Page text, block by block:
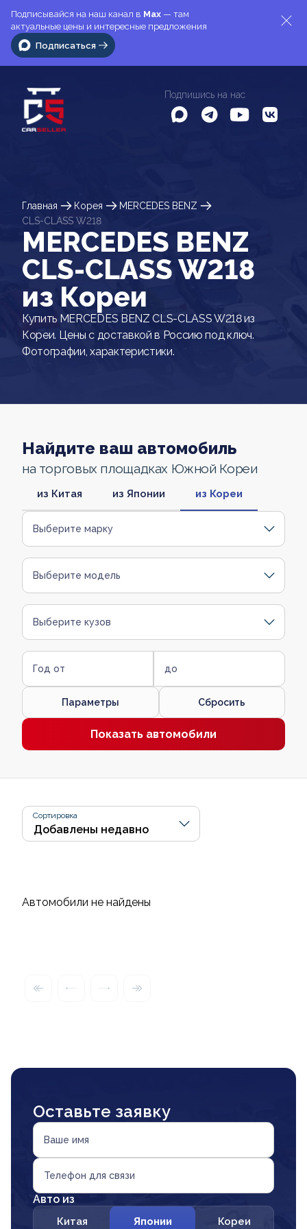
Подписывайся на наш канал в Max — там
актуальные цены и интересные предложения
Подписаться
Подпишись на нас
Главная Корея
MERCEDES BENZ
CLS-CLASS W218
MERCEDES BENZ
CLS-CLASS W218
из Кореи
Купить MERCEDES BENZ CLS-CLASS W218 из
Кореи. Цены с доставкой в Россию под ключ.
Фотографии, характеристики.
Найдите ваш автомобиль
на торговых площадках Южной Кореи
из Китая из Японии из Кореи
Выберите марку
Выберите модель
Выберите кузов
Год от до
Параметры Сбросить
Показать автомобили
Сортировка
Автомобили не найдены
Оставьте заявку
Ваше имя
Телефон для связи
Авто из
Китая Японии Кореи